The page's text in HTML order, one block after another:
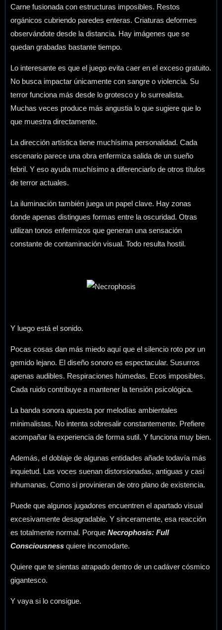
Carne fusionada con estructuras imposibles. Restos
orgánicos cubriendo paredes enteras. Criaturas deformes
observándote desde la distancia. Hay imágenes que se
quedan grabadas bastante tiempo.
Lo interesante es que el juego evita caer en el exceso gratuito.
No busca impactar únicamente con sangre o violencia. Su
terror funciona más desde lo grotesco y lo surrealista.
Muchas veces produce más angustia lo que sugiere que lo
que muestra directamente.
La dirección artística tiene muchísima personalidad. Cada
escenario parece una obra enfermiza salida de un sueño
febril. Y eso ayuda muchísimo a diferenciarlo de otros títulos
de terror actuales.
La iluminación también juega un papel clave. Hay zonas
donde apenas distingues formas entre la oscuridad. Otras
utilizan tonos enfermizos que generan una sensación
constante de contaminación visual. Todo resulta hostil.
Y luego está el sonido.
Pocas cosas dan más miedo aquí que el silencio roto por un
gemido lejano. El diseño sonoro es espectacular. Susurros
apenas audibles. Respiraciones húmedas. Ecos imposibles.
Cada ruido contribuye a mantener la tensión psicológica.
La banda sonora apuesta por melodías ambientales
minimalistas. No intenta sobresalir constantemente. Prefiere
acompañar la experiencia de forma sutil. Y funciona muy bien.
Además, el doblaje de algunas entidades añade todavía más
inquietud. Las voces suenan distorsionadas, antiguas y casi
inhumanas. Como si provinieran de otro plano de existencia.
Puede que algunos jugadores encuentren el apartado visual
excesivamente desagradable. Y sinceramente, esa reacción
es totalmente normal. Porque Necrophosis: Full
Consciousness quiere incomodarte.
Quiere que te sientas atrapado dentro de un cadáver cósmico
gigantesco.
Y vaya si lo consigue.